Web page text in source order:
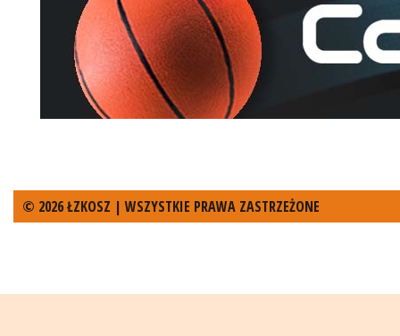
© 2026 ŁZKOSZ | WSZYSTKIE PRAWA ZASTRZEŻONE